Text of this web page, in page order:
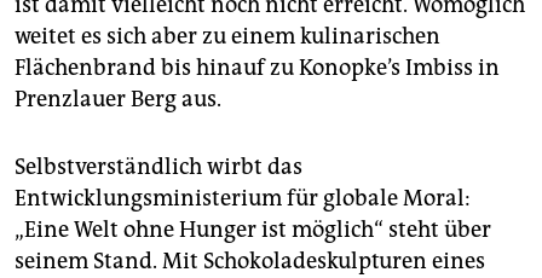
weitet es sich aber zu einem kulinarischen
Flächenbrand bis hinauf zu Konopke’s Imbiss in
Prenzlauer Berg aus.
Selbstverständlich wirbt das
Entwicklungsministerium für globale Moral:
„Eine Welt ohne Hunger ist möglich“ steht über
seinem Stand. Mit Schokoladeskulpturen eines